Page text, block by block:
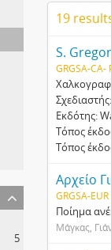
5
19
GRGSA-CA-
Εκδότης:
Τόπος
Τόπος
Αρχείο
GRGSA-
Ποίημα
Μάγκας,